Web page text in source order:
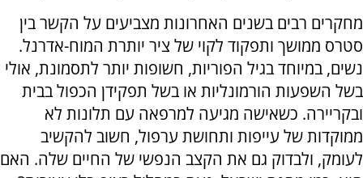
מחקרים רבים בשנים האחרונות מצביעים על הקשר בין
סטרס ממושך ותפקוד לקוי של ציר יותרת המוח-אדרנל.
נשים, במיוחד בגיל הפוריות, חשופות יותר לתסמונת, אולי
בשל השפעות הורמונליות או בשל תפקידן הכפול בבית
ובקריירה. כשאישה מגיעה למרפאה עם תלונות לא
ממוקדות של עייפות ותחושת ערפול, חשוב להקשיב
לעומק, ולבדוק גם את הקצב הנפשי של החיים שלה. האם